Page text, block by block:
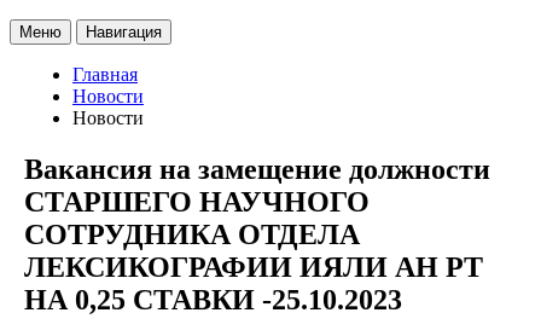
Меню Навигация
Главная
Новости
Новости
Вакансия на замещение должности
СТАРШЕГО НАУЧНОГО
СОТРУДНИКА ОТДЕЛА
ЛЕКСИКОГРАФИИ ИЯЛИ АН РТ
НА 0,25 СТАВКИ -25.10.2023